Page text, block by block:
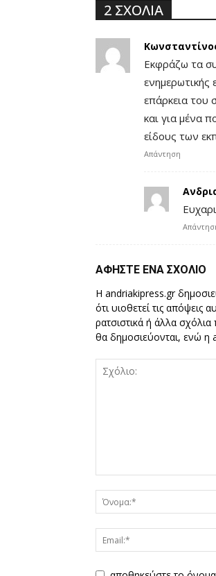
2 ΣΧΟΛΙΑ
Εκφράζω τα
επάρκεια του
και για μένα
είδους των
Απάντηση
ΑΦΗΣΤΕ ΕΝΑ ΣΧΟΛΙΟ
Η andriakipress.gr
ότι υιοθετεί τις απόψεις
ρατσιστικά ή άλλα
θα δημοσιεύονται, ενώ η